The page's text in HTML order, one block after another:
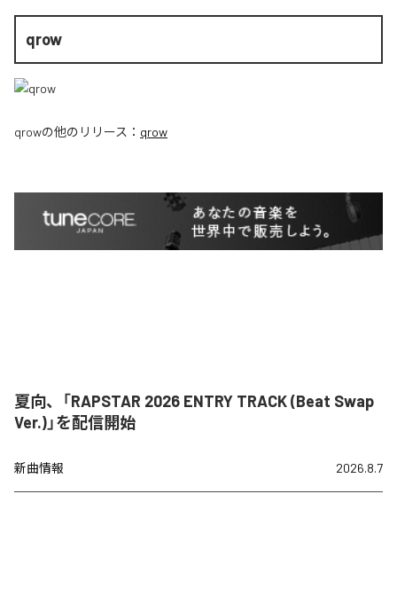
qrow
qrowの他のリリース： qrow
夏向、「RAPSTAR 2026 ENTRY TRACK (Beat Swap
Ver.)」を配信開始
新曲情報 2026.8.7